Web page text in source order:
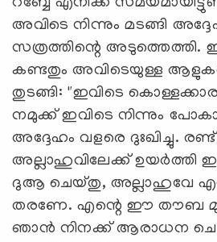
അവിടെ നിന്നും മടങ്ങി
സത്രത്തിന്റെ അടുത്തെത്തി.
കണ്ടതും അവിടെയുള്ള
തുടങ്ങി: "ഇവിടെ
നമുക്ക് ഇവിടെ നിന്നും
അദ്ദേഹം വളരെ ദുഃഖിച്ചു.
അല്ലാഹുവിലേക്ക് ഉയർത്തി
ദുആ ചെയ്തു, അല്ലാഹുവേ
തരണേ. എന്റെ ഈ തൗബ
ഞാൻ നിനക്ക് ആരാധന